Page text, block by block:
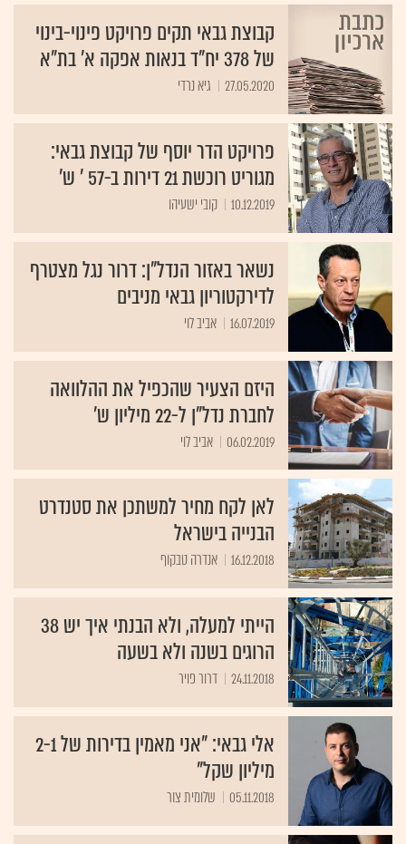
קבוצת גבאי תקים פרויקט פינוי-בינוי
של 378 יח"ד בנאות אפקה א' בת"א
27.05.2020 גיא נרדי
פרויקט הדר יוסף של קבוצת גבאי:
מגוריט רוכשת 21 דירות ב-57 ' ש'
10.12.2019 קובי ישעיהו
נשאר באזור הנדל"ן: דרור נגל מצטרף
לדירקטוריון גבאי מניבים
16.07.2019 אביב לוי
היזם הצעיר שהכפיל את ההלוואה
לחברת נדל"ן ל-22 מיליון ש'
06.02.2019 אביב לוי
לאן לקח מחיר למשתכן את סטנדרט
הבנייה בישראל
16.12.2018 אנדרה טבקוף
הייתי למעלה, ולא הבנתי איך יש 38
הרוגים בשנה ולא בשעה
24.11.2018 דרור פויר
אלי גבאי: "אני מאמין בדירות של 2-1
מיליון שקל"
05.11.2018 שלומית צור